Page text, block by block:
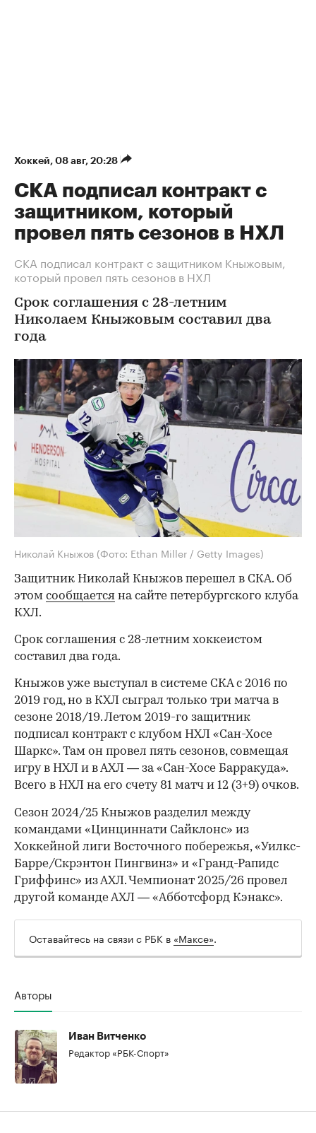
Хоккей 08 авг, 20:28
СКА подписал контракт с
защитником, который
провел пять сезонов в НХЛ
СКА подписал контракт с защитником Кныжовым,
который провел пять сезонов в НХЛ
Срок соглашения с 28-летним
Николаем Кныжовым составил два
года
Николай Кныжов (Фото: Ethan Miller / Getty Images)
Защитник Николай Кныжов перешел в СКА. Об
этом сообщается на сайте петербургского клуба
КХЛ.
Срок соглашения с 28-летним хоккеистом
составил два года.
Кныжов уже выступал в системе СКА с 2016 по
2019 год, но в КХЛ сыграл только три матча в
сезоне 2018/19. Летом 2019-го защитник
подписал контракт с клубом НХЛ «Сан-Хосе
Шаркс». Там он провел пять сезонов, совмещая
игру в НХЛ и в АХЛ — за «Сан-Хосе Барракуда».
Всего в НХЛ на его счету 81 матч и 12 (3+9) очков.
Сезон 2024/25 Кныжов разделил между
командами «Цинциннати Сайклонс» из
Хоккейной лиги Восточного побережья, «Уилкс-
Барре/Скрэнтон Пингвинз» и «Гранд-Рапидс
Гриффинс» из АХЛ. Чемпионат 2025/26 провел
другой команде АХЛ — «Абботсфорд Кэнакс».
Оставайтесь на связи с РБК в «Максе».
Авторы
Иван Витченко
Редактор «РБК-Спорт»